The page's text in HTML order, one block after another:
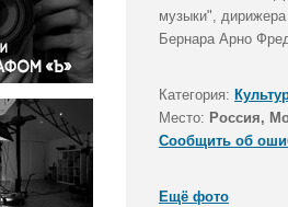
конфликты
музыки",
Бернара Арно
Категория:
Место: Россия,
Сообщить об
Ещё фото